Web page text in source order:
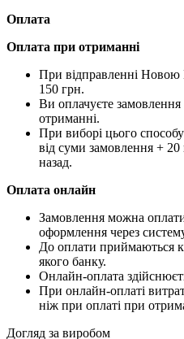
Оплата
Оплата при отриманні
При відправленні
150 грн.
Ви оплачуєте замовлення
отриманні.
При виборі цього
від суми замовлення + 20
назад.
Оплата онлайн
Замовлення можна
оформлення через
До оплати приймаються
якого банку.
Онлайн-оплата
При онлайн-оплаті
ніж при оплаті при
Догляд за виробом